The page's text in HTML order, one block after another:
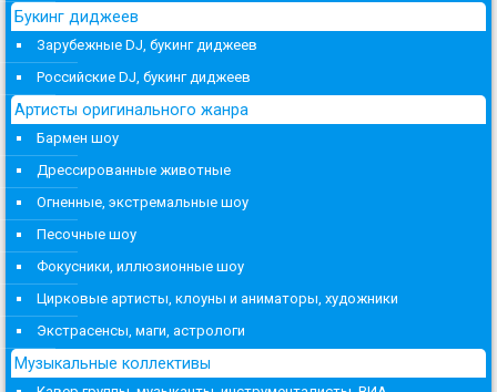
Букинг диджеев
Зарубежные DJ, букинг диджеев
Российские DJ, букинг диджеев
Артисты оригинального жанра
Бармен шоу
Дрессированные животные
Огненные, экстремальные шоу
Песочные шоу
Фокусники, иллюзионные шоу
Цирковые артисты, клоуны и аниматоры, художники
Экстрасенсы, маги, астрологи
Музыкальные коллективы